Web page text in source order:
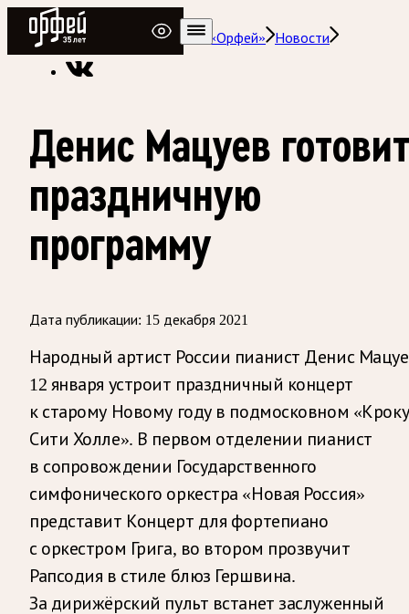
Радио Орфей
Радио классической музыки «Орфей»
Новости
Денис Мацуев готовит
праздничную
программу
Дата публикации: 15 декабря 2021
Народный артист России пианист Денис
12 января устроит праздничный концерт
к старому Новому году в подмосковном
Сити Холле». В первом отделении пианист
в сопровождении Государственного
симфонического оркестра «Новая Россия»
представит Концерт для фортепиано
с оркестром Грига, во втором прозвучит
Рапсодия в стиле блюз Гершвина.
За дирижёрский пульт встанет заслуженный